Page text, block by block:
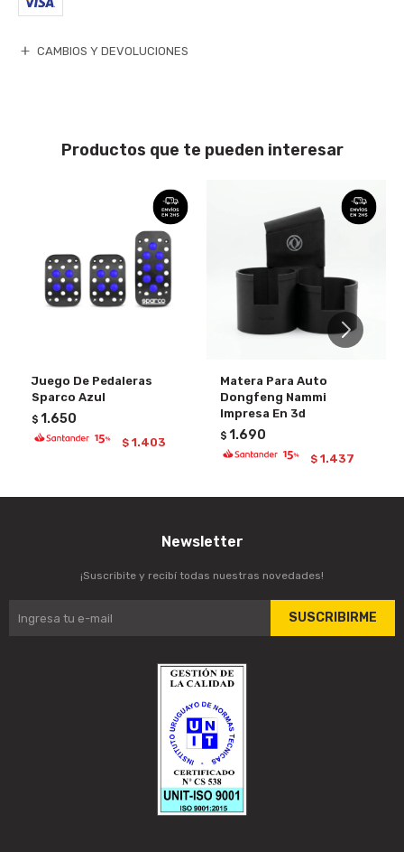
CAMBIOS Y DEVOLUCIONES
Productos que te pueden interesar
Juego De Pedaleras
Sparco Azul
$ 1.650
$ 1.403
Matera Para Auto
Dongfeng Nammi
Impresa En 3d
$ 1.690
$ 1.437
Newsletter
¡Suscribite y recibí todas nuestras novedades!
SUSCRIBIRME